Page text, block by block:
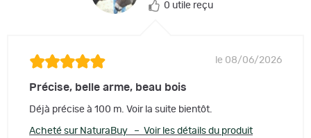
0 utile reçu
le 08/06/2026
Précise, belle arme, beau bois
Déjà précise à 100 m. Voir la suite bientôt.
Acheté sur NaturaBuy – Voir les détails du produit